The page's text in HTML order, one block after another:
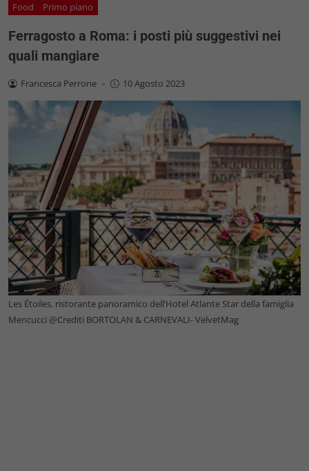
Food Primo piano
Ferragosto a Roma: i posti più suggestivi nei
quali mangiare
Francesca Perrone - 10 Agosto 2023
Les Étoiles. ristorante panoramico dell’Hotel Atlante Star della famiglia
Mencucci @Crediti BORTOLAN & CARNEVALI- VelvetMag